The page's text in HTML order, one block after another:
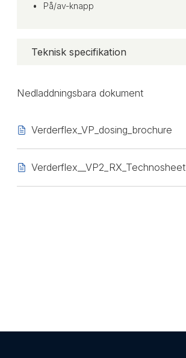
På/av-knapp
Teknisk specifikation
Nedladdningsbara dokument
Verderflex_VP_dosing_brochure
Verderflex__VP2_RX_Technosheet